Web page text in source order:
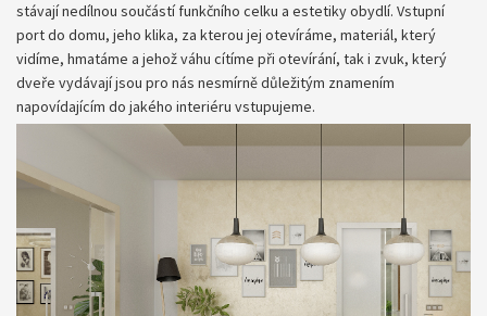
stávají nedílnou součástí funkčního celku a estetiky obydlí. Vstupní
port do domu, jeho klika, za kterou jej otevíráme, materiál, který
vidíme, hmatáme a jehož váhu cítíme při otevírání, tak i zvuk, který
dveře vydávají jsou pro nás nesmírně důležitým znamením
napovídajícím do jakého interiéru vstupujeme.